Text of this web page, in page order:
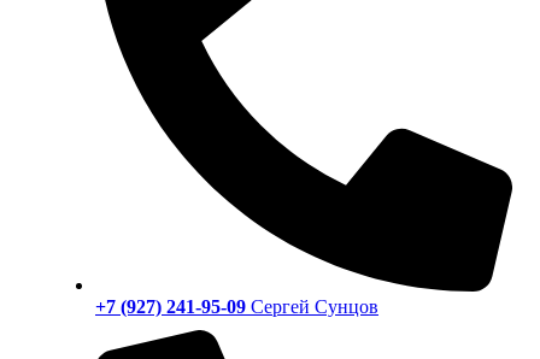
+7 (927) 241-95-09 Сергей Сунцов